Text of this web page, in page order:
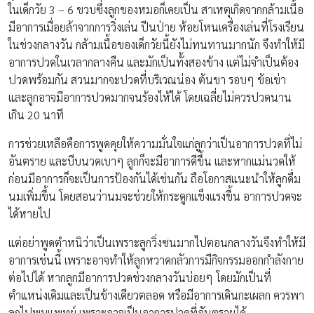
ในเด็กวัย 3 – 6 ขวบซึ่งลูกของหมอก็เคยเป็น สาเหตุเกิดจากกล้ามเนื้อ
มีอาการเมื่อยล้าจากการวิ่งเล่น ปีนป่าย ห้อยโหนเครื่องเล่นที่โรงเรียน
ในช่วงกลางวัน กล้ามเนื้อของเด็กวัยนี้ยังไม่ทนทานมากนัก จึงทำให้มี
อาการปวดในเวลากลางคืน และมักเป็นทั้งสองข้าง แต่ไม่จำเป็นต้อง
ปวดพร้อมกัน สวนมากจะปวดที่บริเวณน่อง ต้นขา รอบๆ ข้อเข่า
และลูกอาจมีอาการปวดมากจนร้องไห้ได้ โดยเฉลี่ยไม่ควรปวดนาน
เกิน 20 นาที
การช่วยเหลือคือการพูดคุยให้ความมั่นใจแก่ลูกว่าเป็นอาการปวดที่ไม่
อันตราย และบีบนวดเบาๆ ลูกก็จะมีอาการดีขึ้น และหากแม่นวดให้
ก่อนมีอาการก็จะเป็นการป้องกันได้เช่นกัน ถือโอกาสแนะนำให้ลูกดื่ม
นมเพิ่มขึ้น โดยสอนว่านมจะช่วยให้กระดูกแข็งแรงขึ้น อาการปวดจะ
ได้หายไป
แต่อย่าพูดตำหนิว่าเป็นเพราะลูกวิ่งซนมากไปตอนกลางวันจึงทำให้มี
อาการเช่นนี้ เพราะอาจทำให้ลูกหวาดกลัวการมีกิจกรรมออกกำลังกาย
ต่อไปได้ หากลูกมีอาการปวดช่วงกลางวันบ่อยๆ โดยมักเป็นที่
ตำแหน่งเดิมและเป็นข้างเดียวตลอด หรือมีอาการเดินกะเผลก ควรพา